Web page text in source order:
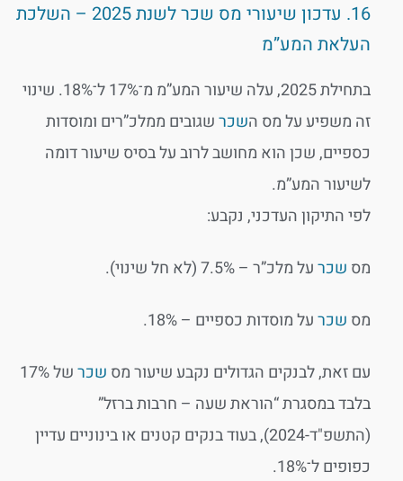
16. עדכון שיעורי מס שכר לשנת 2025 – השלכת
העלאת המע”מ
בתחילת 2025, עלה שיעור המע”מ מ־17% ל־18%. שינוי
זה משפיע על מס השכרשגובים ממלכ”רים ומוסדות
כספיים, שכן הוא מחושב לרוב על בסיס שיעור דומה
לשיעור המע”מ.
לפי התיקון העדכני, נקבע:
מסשכרעל מלכ”ר – 7.5% (לא חל שינוי).
מסשכרעל מוסדות כספיים – 18%.
עם זאת, לבנקים הגדולים נקבע שיעור מסשכר
של 17%
בלבד במסגרת “הוראת שעה – חרבות ברזל”
(התשפ"ד-2024), בעוד בנקים קטנים או בינוניים עדיין
כפופים ל־18%.